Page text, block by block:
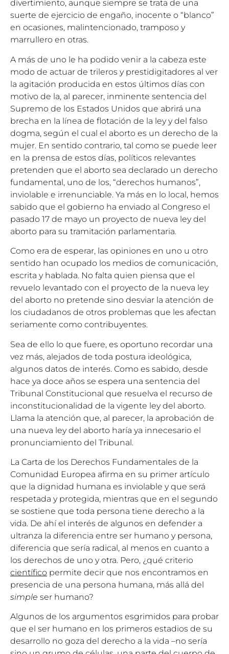
divertimiento, aunque siempre se trata de una
suerte de ejercicio de engaño, inocente o “blanco”
en ocasiones, malintencionado, tramposo y
marrullero en otras.
A más de uno le ha podido venir a la cabeza este
modo de actuar de trileros y prestidigitadores al ver
la agitación producida en estos últimos días con
motivo de la, al parecer, inminente sentencia del
Supremo de los Estados Unidos que abrirá una
brecha en la línea de flotación de la ley y del falso
dogma, según el cual el aborto es un derecho de la
mujer. En sentido contrario, tal como se puede leer
en la prensa de estos días, políticos relevantes
pretenden que el aborto sea declarado un derecho
fundamental, uno de los, “derechos humanos”,
inviolable e irrenunciable. Ya más en lo local, hemos
sabido que el gobierno ha enviado al Congreso el
pasado 17 de mayo un proyecto de nueva ley del
aborto para su tramitación parlamentaria.
Como era de esperar, las opiniones en uno u otro
sentido han ocupado los medios de comunicación,
escrita y hablada. No falta quien piensa que el
revuelo levantado con el proyecto de la nueva ley
del aborto no pretende sino desviar la atención de
los ciudadanos de otros problemas que les afectan
seriamente como contribuyentes.
Sea de ello lo que fuere, es oportuno recordar una
vez más, alejados de toda postura ideológica,
algunos datos de interés. Como es sabido, desde
hace ya doce años se espera una sentencia del
Tribunal Constitucional que resuelva el recurso de
inconstitucionalidad de la vigente ley del aborto.
Llama la atención que, al parecer, la aprobación de
una nueva ley del aborto haría ya innecesario el
pronunciamiento del Tribunal.
La Carta de los Derechos Fundamentales de la
Comunidad Europea afirma en su primer artículo
que la dignidad humana es inviolable y que será
respetada y protegida, mientras que en el segundo
se sostiene que toda persona tiene derecho a la
vida. De ahí el interés de algunos en defender a
ultranza la diferencia entre ser humano y persona,
diferencia que sería radical, al menos en cuanto a
los derechos de uno y otra. Pero, ¿qué criterio
científico permite decir que nos encontramos en
presencia de una persona humana, más allá del
simple ser humano?
Algunos de los argumentos esgrimidos para probar
que el ser humano en los primeros estadios de su
desarrollo no goza del derecho a la vida –no sería